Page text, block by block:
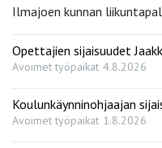
Ilmajoen kunnan
Opettajien sijaisuudet
Avoimet työpaikat 4.8.2026
Koulunkäynninohjaajan
Avoimet työpaikat 1.8.2026